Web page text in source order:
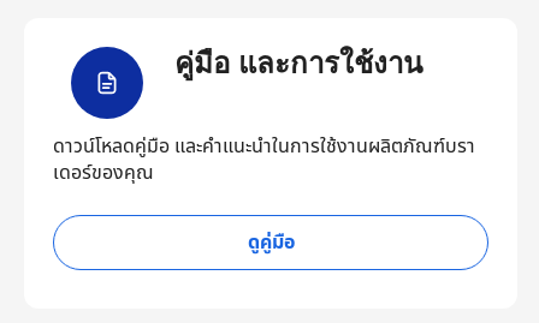
คู่มือ และการใช้งาน
ดาวน์โหลดคู่มือ และคำแนะนำในการใช้งานผลิตภัณฑ์บรา
เดอร์ของคุณ
ดูคู่มือ